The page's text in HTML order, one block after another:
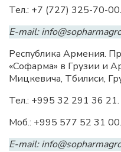
Тел.: +7 (727) 325-70-00.
E-mail:
Республика Армения.
«Софарма» в Грузии и
Мицкевича, Тбилиси,
Тел.: +995 32 291 36 21.
Моб.: +995 577 52 31 00.
E-mail: